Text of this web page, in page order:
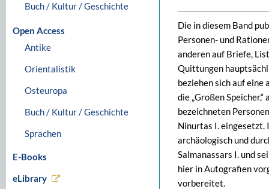
Buch / Kultur / Geschichte
Open Access
Antike
Orientalistik
Osteuropa
Buch / Kultur / Geschichte
Sprachen
E-Books
eLibrary
Die in diesem Band
Personen- und
anderen auf Briefe,
Quittungen
beziehen sich auf
die „Großen
bezeichneten
Ninurtas I. eingesetzt.
archäologisch und
Salmanassars I. und
hier in Autografien
vorbereitet.